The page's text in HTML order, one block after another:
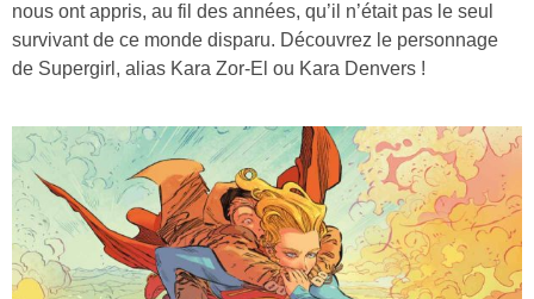
nous ont appris, au fil des années, qu’il n’était pas le seul
survivant de ce monde disparu. Découvrez le personnage
de Supergirl, alias Kara Zor-El ou Kara Denvers !